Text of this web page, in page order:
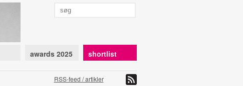
awards 2025 shortlist
RSS-feed / artikler